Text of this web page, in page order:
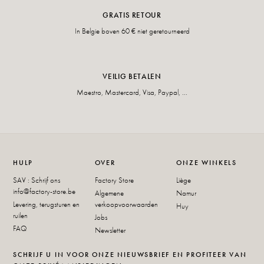
GRATIS RETOUR
In Belgie boven 60 € niet geretourneerd
VEILIG BETALEN
Maestro, Mastercard, Visa, Paypal, ...
HULP
SAV : Schrijf ons
info@factory-store.be
Levering, terugsturen en
ruilen
FAQ
OVER
Factory Store
Algemene
verkoopvoorwaarden
Jobs
Newsletter
ONZE WINKELS
Liège
Namur
Huy
SCHRIJF U IN VOOR ONZE NIEUWSBRIEF EN PROFITEER VAN